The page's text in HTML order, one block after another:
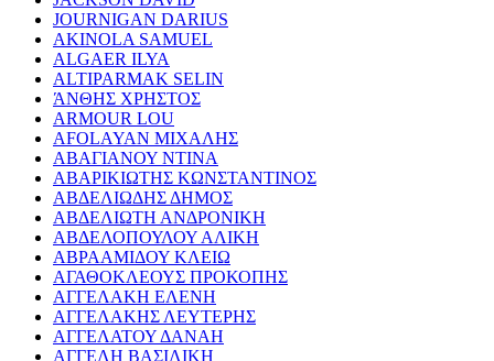
JOURNIGAN DARIUS
AKINOLA SAMUEL
ALGAER ILYA
ALTIPARMAK SELIN
ΆΝΘΗΣ ΧΡΗΣΤΟΣ
ARMOUR LOU
AFOLAYAN ΜΙΧΑΛΗΣ
ΑΒΑΓΙΑΝΟΥ ΝΤΙΝΑ
ΑΒΑΡΙΚΙΩΤΗΣ ΚΩΝΣΤΑΝΤΙΝΟΣ
ΑΒΔΕΛΙΩΔΗΣ ΔΗΜΟΣ
ΑΒΔΕΛΙΩΤΗ ΑΝΔΡΟΝΙΚΗ
ΑΒΔΕΛΟΠΟΥΛΟΥ ΑΛΙΚΗ
ΑΒΡΑΑΜΙΔΟΥ ΚΛΕΙΩ
ΑΓΑΘΟΚΛΕΟΥΣ ΠΡΟΚΟΠΗΣ
ΑΓΓΕΛΑΚΗ ΕΛΕΝΗ
ΑΓΓΕΛΑΚΗΣ ΛΕΥΤΕΡΗΣ
ΑΓΓΕΛΑΤΟΥ ΔΑΝΑΗ
ΑΓΓΕΛΗ ΒΑΣΙΛΙΚΗ